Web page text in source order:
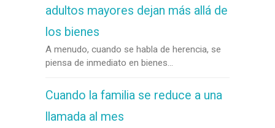
adultos mayores dejan más allá de
los bienes
A menudo, cuando se habla de herencia, se
piensa de inmediato en bienes...
Cuando la familia se reduce a una
llamada al mes